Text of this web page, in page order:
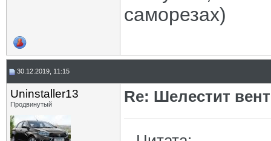
саморезах)
30.12.2019, 11:15
Uninstaller13
Продвинутый Re: Шелестит